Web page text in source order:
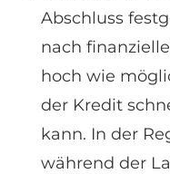
Abschluss
nach
hoch wie
der Kredit
kann. In der
während der